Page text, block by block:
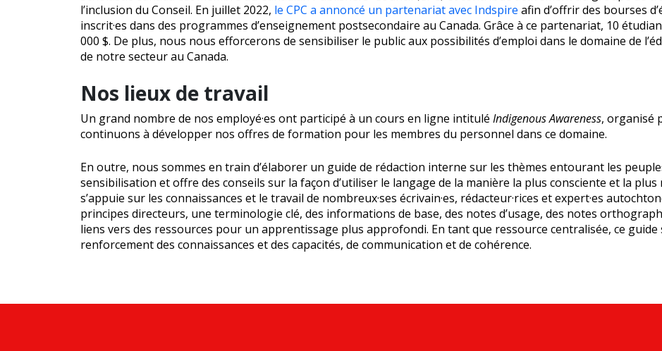
l’inclusion du Conseil. En juillet 2022, le CPC a annoncé un partenariat avec Indspire afin d’offrir des bourses
inscrit·es dans des programmes d’enseignement postsecondaire au Canada. Grâce à ce partenariat, 10
000 $. De plus, nous nous efforcerons de sensibiliser le public aux possibilités d’emploi dans le domaine de
de notre secteur au Canada.
Nos lieux de travail
Un grand nombre de nos employé·es ont participé à un cours en ligne intitulé Indigenous Awareness, organisé
continuons à développer nos offres de formation pour les membres du personnel dans ce domaine.
En outre, nous sommes en train d’élaborer un guide de rédaction interne sur les thèmes entourant les
sensibilisation et offre des conseils sur la façon d’utiliser le langage de la manière la plus consciente et la
s’appuie sur les connaissances et le travail de nombreux·ses écrivain·es, rédacteur·rices et expert·es
principes directeurs, une terminologie clé, des informations de base, des notes d’usage, des notes
liens vers des ressources pour un apprentissage plus approfondi. En tant que ressource centralisée, ce
renforcement des connaissances et des capacités, de communication et de cohérence.